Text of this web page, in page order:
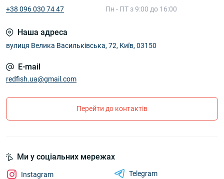
+38 096 030 74 47 Пн - ПТ з 9:00 до 16:00
Наша адреса
вулиця Велика Васильківська, 72, Київ, 03150
E-mail
redfish.ua@gmail.com
Перейти до контактів
Ми у соціальних мережах
Instagram
Telegram